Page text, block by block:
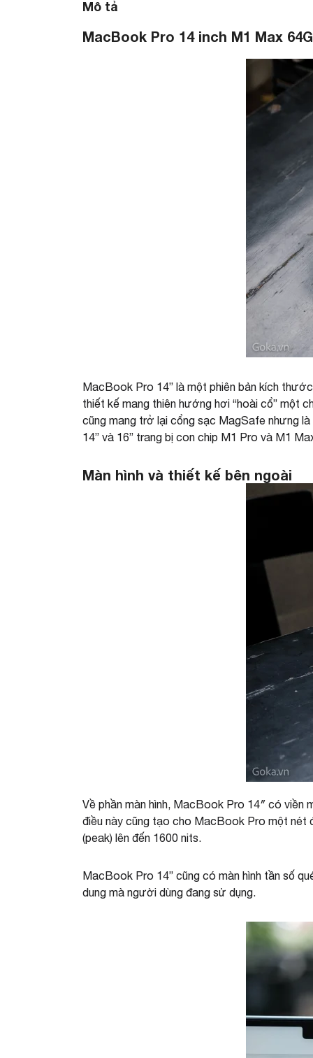
Mô tả
MacBook Pro 14 inch M1 Max
MacBook Pro 14” là một phiên bản kích
thiết kế mang thiên hướng hơi “hoài cổ” một
cũng mang trở lại cổng sạc MagSafe nhưng
14” và 16” trang bị con chip M1 Pro và M1
Màn hình và thiết kế bên ngoài
Về phần màn hình, MacBook Pro 14″ có
điều này cũng tạo cho MacBook Pro một nét
(peak) lên đến 1600 nits.
MacBook Pro 14” cũng có màn hình tần số
dung mà người dùng đang sử dụng.